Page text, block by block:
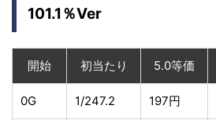
101.1％Ver
開始 初当たり 5.0等価
0G 1/247.2 197円